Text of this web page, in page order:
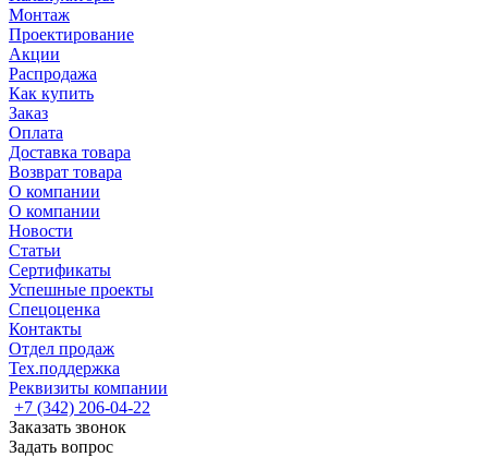
Монтаж
Проектирование
Акции
Распродажа
Как купить
Заказ
Оплата
Доставка товара
Возврат товара
О компании
О компании
Новости
Статьи
Сертификаты
Успешные проекты
Спецоценка
Контакты
Отдел продаж
Тех.поддержка
Реквизиты компании
+7 (342) 206-04-22
Заказать звонок
Задать вопрос